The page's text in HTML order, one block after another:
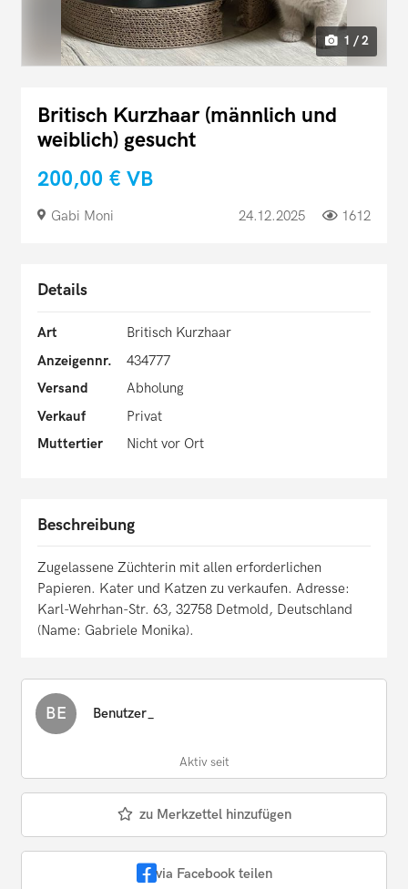
1 / 2
Britisch Kurzhaar (männlich und
weiblich) gesucht
200,00 € VB
Gabi Moni 24.12.2025 1612
Details
Art
Britisch Kurzhaar
Anzeigennr.
434777
Versand
Abholung
Verkauf
Privat
Muttertier
Nicht vor Ort
Beschreibung
Zugelassene Züchterin mit allen erforderlichen
Papieren. Kater und Katzen zu verkaufen. Adresse:
Karl-Wehrhan-Str. 63, 32758 Detmold, Deutschland
(Name: Gabriele Monika).
BE Benutzer_
Aktiv seit
zu Merkzettel hinzufügen
via Facebook teilen